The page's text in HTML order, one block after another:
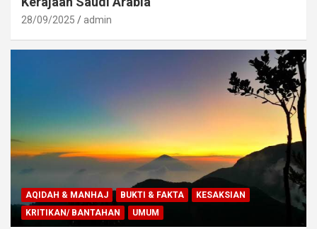
28/09/2025 admin
AQIDAH & MANHAJ BUKTI & FAKTA
KESAKSIAN
KRITIKAN/ BANTAHAN
UMUM